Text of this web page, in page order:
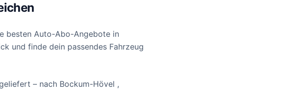
besten Auto-Abo-Angebote in
und finde dein passendes Fahrzeug
– nach Bockum-Hövel ,